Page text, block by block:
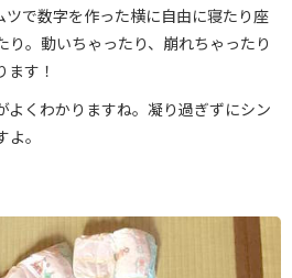
ツで数字を作った横に自由に寝たり座
り。動いちゃったり、崩れちゃったり
す！
よくわかりますね。凝り過ぎずにシン
。